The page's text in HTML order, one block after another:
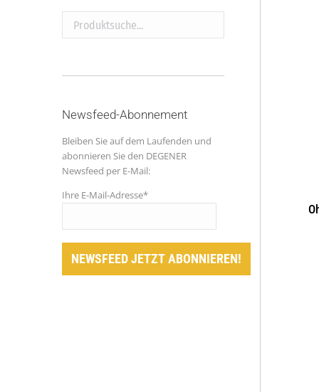
Produktsuche...
Newsfeed-Abonnement
Bleiben Sie auf dem Laufenden und
abonnieren Sie den DEGENER
Newsfeed per E-Mail:
Ihre E-Mail-Adresse*